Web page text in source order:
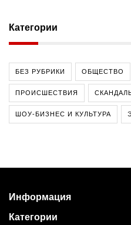
Категории
БЕЗ РУБРИКИ ОБЩЕСТВО
ПРОИСШЕСТВИЯ
ШОУ-БИЗНЕС И КУЛЬТУРА
Информация
Категории